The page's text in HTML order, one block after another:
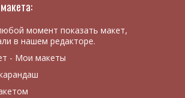
момент показать макет,
в нашем редакторе.
- Мои макеты